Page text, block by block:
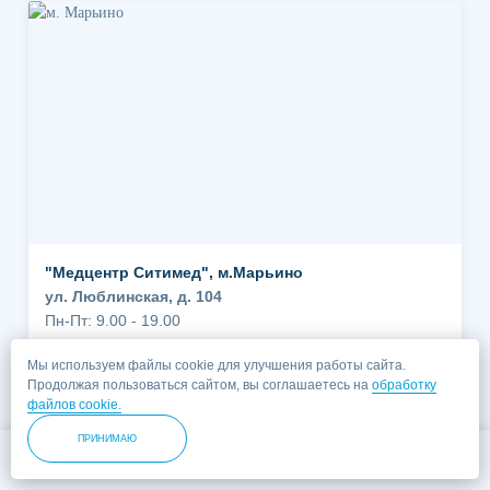
"Медцентр Ситимед", м.Марьино
ул. Люблинская, д. 104
Пн-Пт: 9.00 - 19.00
Сб-Вс: выходной
М Марьино
Позвонить
Мы используем файлы cookie для улучшения работы сайта.
Продолжая пользоваться сайтом, вы соглашаетесь на обработку
файлов cookie.
ПРИНИМАЮ